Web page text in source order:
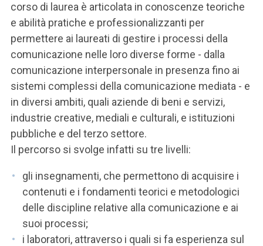
corso di laurea è articolata in conoscenze teoriche
e abilità pratiche e professionalizzanti per
permettere ai laureati di gestire i processi della
comunicazione nelle loro diverse forme - dalla
comunicazione interpersonale in presenza fino ai
sistemi complessi della comunicazione mediata - e
in diversi ambiti, quali aziende di beni e servizi,
industrie creative, mediali e culturali, e istituzioni
pubbliche e del terzo settore.
Il percorso si svolge infatti su tre livelli:
gli insegnamenti, che permettono di acquisire i
contenuti e i fondamenti teorici e metodologici
delle discipline relative alla comunicazione e ai
suoi processi;
i laboratori, attraverso i quali si fa esperienza sul